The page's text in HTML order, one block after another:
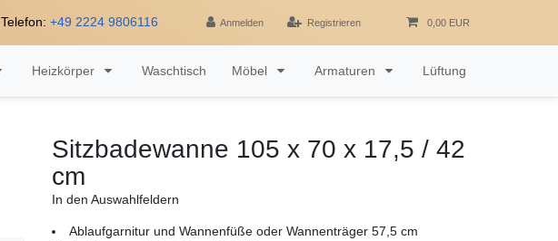
Telefon: +49 2224 9806116 Anmelden Registrieren 0,00 EUR
Heizkörper Waschtisch Möbel Armaturen Lüftung
Sitzbadewanne 105 x 70 x 17,5 / 42
cm
In den Auswahlfeldern
Ablaufgarnitur und Wannenfüße oder Wannenträger 57,5 cm